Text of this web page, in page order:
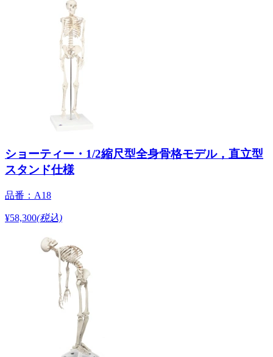
ショーティー・1/2縮尺型全身骨格モデル，直立型
スタンド仕様
品番：A18
¥58,300(税込)